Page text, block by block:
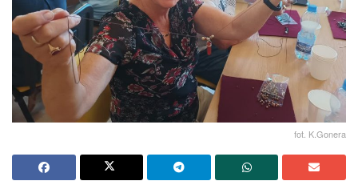
fot. K.Gonera